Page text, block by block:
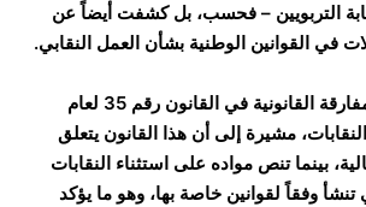
التربويين – فحسب، بل كشفت أيضاً عن
في القوانين الوطنية بشأن العمل النقابي.
ونوهت مغلس إلى المفارقة القانونية في القانون رقم 35 لعام
النقابات، مشيرة إلى أن هذا القانون يتعلق
بينما تنص مواده على استثناء النقابات
تنشأ وفقاً لقوانين خاصة بها، وهو ما يؤكد